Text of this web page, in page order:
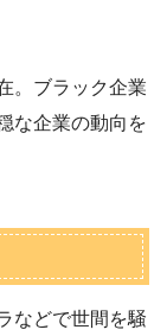
。ブラック企業
な企業の動向を
などで世間を騒